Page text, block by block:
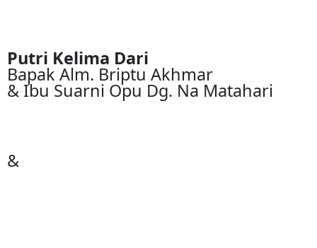
Putri Kelima Dari
Bapak Alm. Briptu Akhmar
& Ibu Suarni Opu Dg. Na Matahari
&